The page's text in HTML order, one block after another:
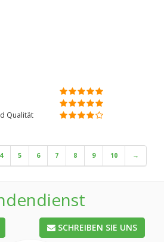
Qualität
4 5 6 7 8 9 10 →
SCHREIBEN SIE UNS